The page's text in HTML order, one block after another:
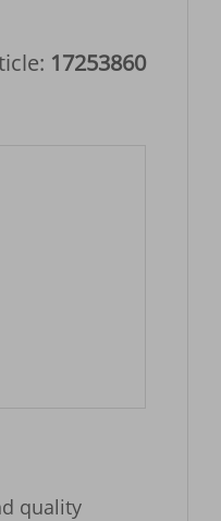
17253860
quality